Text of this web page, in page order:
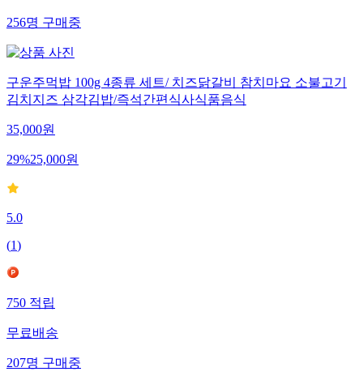
256명구매중
구운주먹밥 100g 4종류 세트/ 치즈닭갈비 참치마요 소불고기
김치지즈 삼각김밥/즉석간편식사식품음식
35,000원
29%25,000원
5.0
(1)
750적립
무료배송
207명구매중